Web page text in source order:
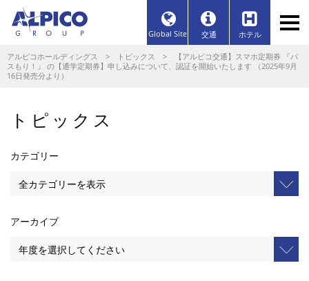
Global Site 交通 ホテル
アルピコホールディングス > トピックス > 【アルピコ交通】スマホ定期券 『バ
スもり！』 の【通学定期券】申し込みについて、認証を開始いたします （2025年9月
16日発売分より）
トピックス
カテゴリー
アーカイブ